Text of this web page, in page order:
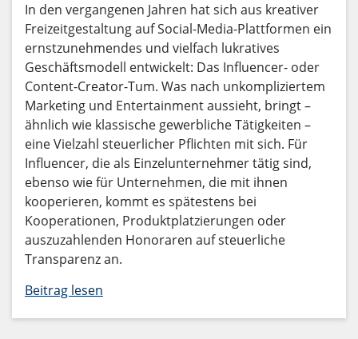
In den vergangenen Jahren hat sich aus kreativer
Freizeitgestaltung auf Social-Media-Plattformen ein
ernstzunehmendes und vielfach lukratives
Geschäftsmodell entwickelt: Das Influencer- oder
Content-Creator-Tum. Was nach unkompliziertem
Marketing und Entertainment aussieht, bringt –
ähnlich wie klassische gewerbliche Tätigkeiten –
eine Vielzahl steuerlicher Pflichten mit sich. Für
Influencer, die als Einzelunternehmer tätig sind,
ebenso wie für Unternehmen, die mit ihnen
kooperieren, kommt es spätestens bei
Kooperationen, Produktplatzierungen oder
auszuzahlenden Honoraren auf steuerliche
Transparenz an.
Beitrag lesen